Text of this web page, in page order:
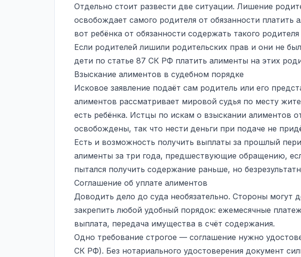
Отдельно стоит развести две ситуации. Лишение
освобождает самого родителя от обязанности платить
вот ребёнка от обязанности содержать такого
Если родителей лишили родительских прав и они не
дети по статье 87 СК РФ платить алименты на этих
Взыскание алиментов в судебном порядке
Исковое заявление подаёт сам родитель или его
алиментов рассматривает мировой судья по месту
есть ребёнка. Истцы по искам о взыскании алиментов
освобождены, так что нести деньги при подаче не
Есть и возможность получить выплаты за прошлый
алименты за три года, предшествующие обращению,
пытался получить содержание раньше, но
Соглашение об уплате алиментов
Доводить дело до суда необязательно. Стороны могут
закрепить любой удобный порядок: ежемесячные
выплата, передача имущества в счёт содержания.
Одно требование строгое — соглашение нужно
СК РФ). Без нотариального удостоверения документ